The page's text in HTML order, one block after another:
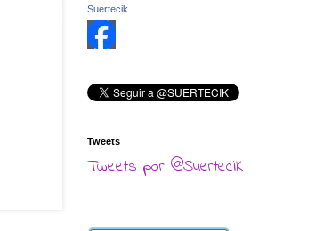
Suertecik
Tweets
Tweets por @SuerteciK